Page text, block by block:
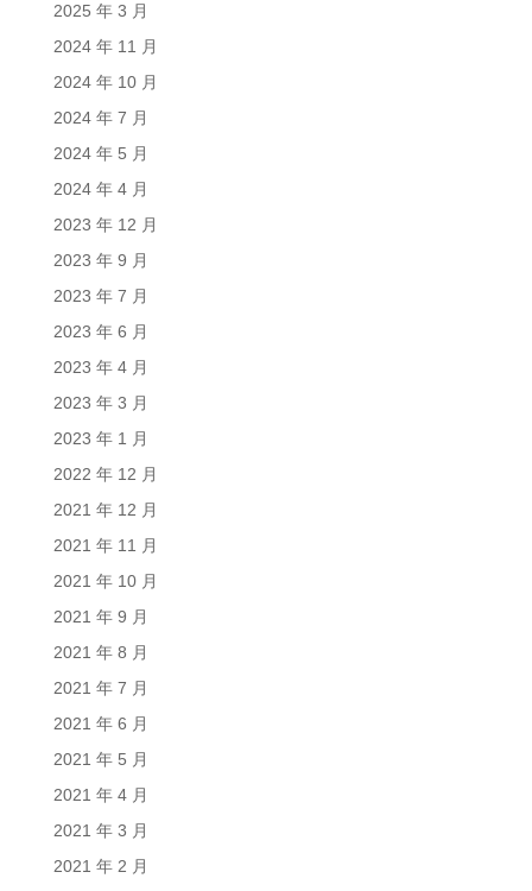
2025 年 3 月
2024 年 11 月
2024 年 10 月
2024 年 7 月
2024 年 5 月
2024 年 4 月
2023 年 12 月
2023 年 9 月
2023 年 7 月
2023 年 6 月
2023 年 4 月
2023 年 3 月
2023 年 1 月
2022 年 12 月
2021 年 12 月
2021 年 11 月
2021 年 10 月
2021 年 9 月
2021 年 8 月
2021 年 7 月
2021 年 6 月
2021 年 5 月
2021 年 4 月
2021 年 3 月
2021 年 2 月